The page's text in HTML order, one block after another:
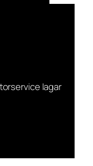
lagar